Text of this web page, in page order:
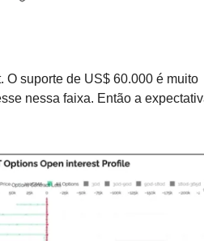
O suporte de US$ 60.000 é muito
nessa faixa. Então a